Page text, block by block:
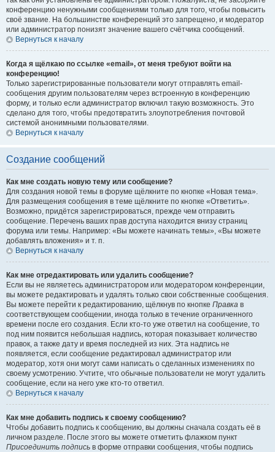
конференцию ненужными сообщениями только для того, чтобы повысить
своё звание. На большинстве конференций это запрещено, и модератор
или администратор понизят значение вашего счётчика сообщений.
Вернуться к началу
Когда я щёлкаю по ссылке «email», от меня требуют войти на
конференцию!
Только зарегистрированные пользователи могут отправлять email-
сообщения другим пользователям через встроенную в конференцию
форму, и только если администратор включил такую возможность. Это
сделано для того, чтобы предотвратить злоупотребления почтовой
системой анонимными пользователями.
Вернуться к началу
Создание сообщений
Как мне создать новую тему или сообщение?
Для создания новой темы в форуме щёлкните по кнопке «Новая тема».
Для размещения сообщения в теме щёлкните по кнопке «Ответить».
Возможно, придётся зарегистрироваться, прежде чем отправить
сообщение. Перечень ваших прав доступа находится внизу страниц
форума или темы. Например: «Вы можете начинать темы», «Вы можете
добавлять вложения» и т. п.
Вернуться к началу
Как мне отредактировать или удалить сообщение?
Если вы не являетесь администратором или модератором конференции,
вы можете редактировать и удалять только свои собственные сообщения.
Вы можете перейти к редактированию, щёлкнув по кнопке Правка в
соответствующем сообщении, иногда только в течение ограниченного
времени после его создания. Если кто-то уже ответил на сообщение, то
под ним появится небольшая надпись, которая показывает количество
правок, а также дату и время последней из них. Эта надпись не
появляется, если сообщение редактировал администратор или
модератор, хотя они могут сами написать о сделанных изменениях по
своему усмотрению. Учтите, что обычные пользователи не могут удалить
сообщение, если на него уже кто-то ответил.
Вернуться к началу
Как мне добавить подпись к своему сообщению?
Чтобы добавить подпись к сообщению, вы должны сначала создать её в
личном разделе. После этого вы можете отметить флажком пункт
Присоединить подпись в форме отправки сообщения, чтобы подпись